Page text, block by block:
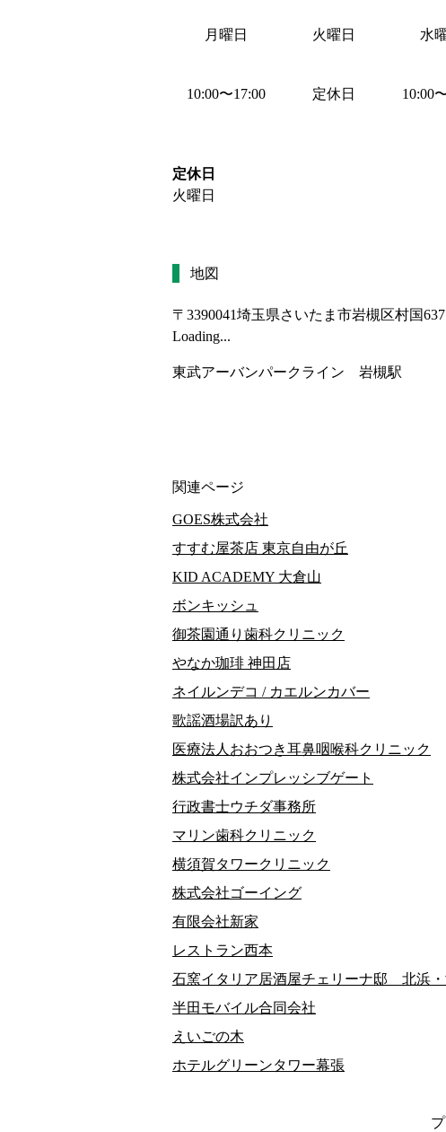
月曜日 火曜日 水
10:00〜17:00 定休日 10:00
定休日
火曜日
地図
〒3390041埼玉県さいたま市岩槻区村国637
Loading...
東武アーバンパークライン　岩槻駅
関連ページ
GOES株式会社
すすむ屋茶店 東京自由が丘
KID ACADEMY 大倉山
ボンキッシュ
御茶園通り歯科クリニック
やなか珈琲 神田店
ネイルンデコ / カエルンカバー
歌謡酒場訳あり
医療法人おおつき耳鼻咽喉科クリニック
株式会社インプレッシブゲート
行政書士ウチダ事務所
マリン歯科クリニック
横須賀タワークリニック
株式会社ゴーイング
有限会社新家
レストラン西本
石窯イタリア居酒屋チェリーナ邸 北浜
半田モバイル合同会社
えいごの木
ホテルグリーンタワー幕張